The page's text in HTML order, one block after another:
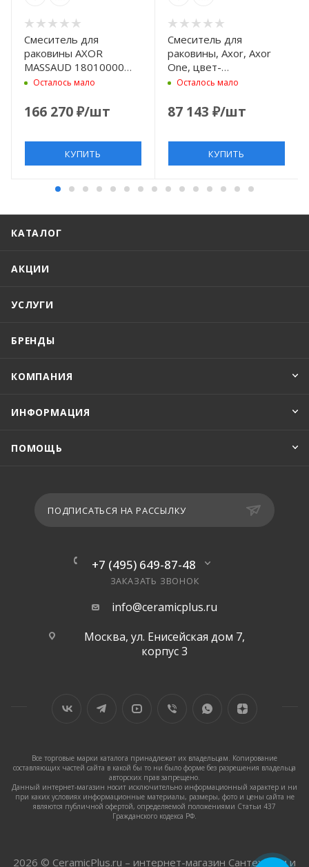
Смеситель для
раковины AXOR
MASSAUD 18010000
хром
Осталось мало
166 270₽/шт
КУПИТЬ
Смеситель для
раковины, Axor, Axor
One, цвет-
шлифованная бронза
Осталось мало
87 143 ₽/шт
КУПИТЬ
КАТАЛОГ
АКЦИИ
УСЛУГИ
БРЕНДЫ
КОМПАНИЯ
ИНФОРМАЦИЯ
ПОМОЩЬ
ПОДПИСАТЬСЯ НА РАССЫЛКУ
+7 (495) 649-87-48
ЗАКАЗАТЬ ЗВОНОК
info@ceramicplus.ru
Москва, ул. Енисейская дом 7,
корпус 3
Все торговые марки каталога принадлежат их владельцам. Копирование
составляющих частей сайта в какой бы то ни было форме без разрешения владельца
авторских прав запрещено.
Данный интернет-магазин носит исключительно информационный характер и ни
при каких условиях информационные материалы, размеры, фото и цены сайта не
являются публичной офертой, определяемой положениями Статьи 437
Гражданского кодекса РФ.
2026 © CeramicPlus.ru – интернет-магазин Сантехники и